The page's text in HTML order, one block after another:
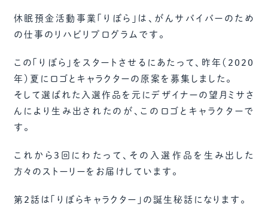
休眠預金活動事業「りぼら」は、がんサバイバーのため
の仕事のリハビリプログラムです。
この「りぼら」をスタートさせるにあたって、昨年（2020
年）夏にロゴとキャラクターの原案を募集しました。
そして選ばれた入選作品を元にデザイナーの望月ミサさ
んにより生み出されたのが、このロゴとキャラクターで
す。
これから3回にわたって、その入選作品を生み出した
方々のストーリーをお届けしています。
第２話は「りぼらキャラクター」の誕生秘話になります。